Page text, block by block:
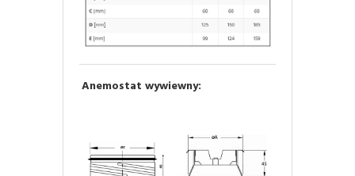
Anemostat wywiewny: